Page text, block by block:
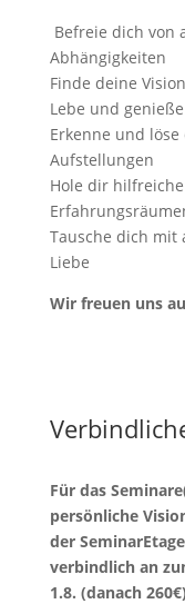
Befreie dich von
Abhängigkeiten
Finde deine
Lebe und
Erkenne und
Aufstellungen
Hole dir
Tausche dich mit
Liebe
Wir freuen uns
Für das
persönliche
der
verbindlich an
1.8. (danach